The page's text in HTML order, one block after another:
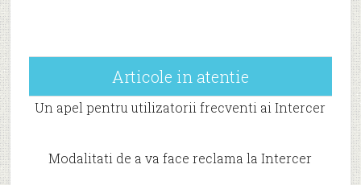
Articole in atentie
Un apel pentru utilizatorii frecventi ai Intercer
Modalitati de a va face reclama la Intercer